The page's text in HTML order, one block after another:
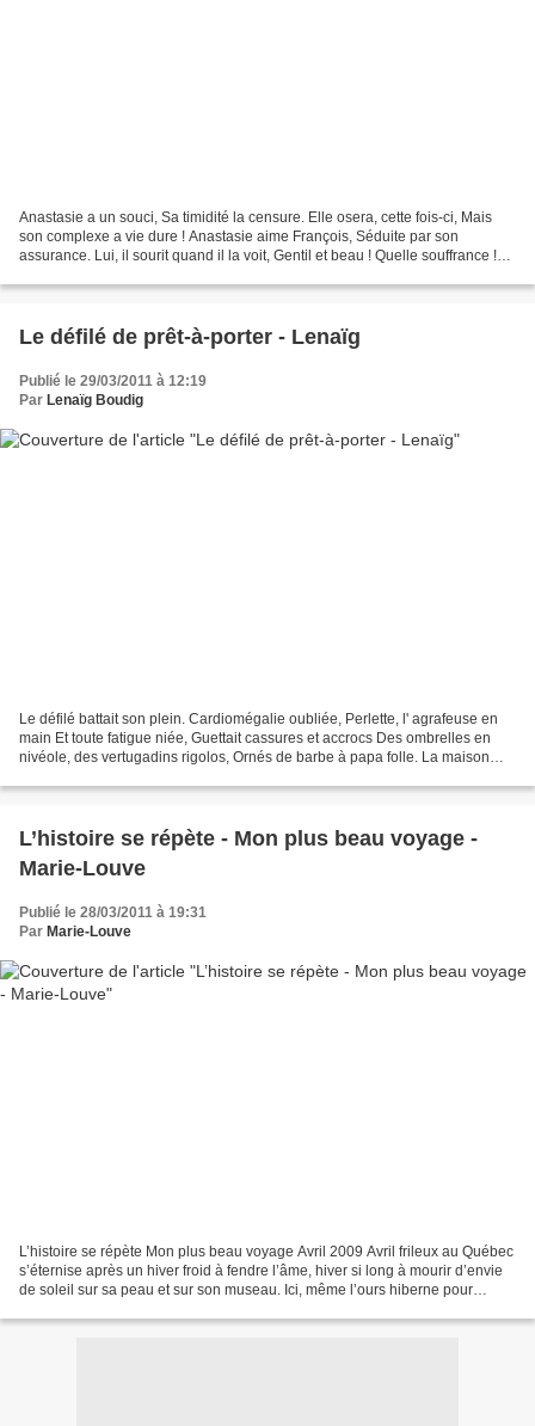
Anastasie a un souci, Sa timidité la censure. Elle osera, cette fois-ci, Mais
son complexe a vie dure ! Anastasie aime François, Séduite par son
assurance. Lui, il sourit quand il la voit, Gentil et beau ! Quelle souffrance !
Le défilé de prêt-à-porter - Lenaïg
Publié le 29/03/2011 à 12:19
Par Lenaïg Boudig
Le défilé battait son plein. Cardiomégalie oubliée, Perlette, l' agrafeuse en
main Et toute fatigue niée, Guettait cassures et accrocs Des ombrelles en
nivéole, des vertugadins rigolos, Ornés de barbe à papa folle. La maison
L’histoire se répète - Mon plus beau voyage -
Marie-Louve
Publié le 28/03/2011 à 19:31
Par Marie-Louve
L’histoire se répète Mon plus beau voyage Avril 2009 Avril frileux au Québec
s’éternise après un hiver froid à fendre l’âme, hiver si long à mourir d’envie
de soleil sur sa peau et sur son museau. Ici, même l’ours hiberne pour